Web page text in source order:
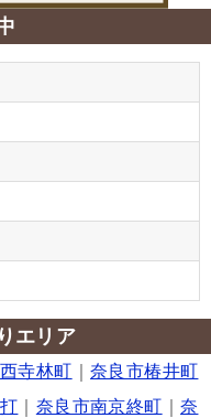
エリア
寺林町 ｜奈良市椿井町
奈良市南京終町 ｜奈